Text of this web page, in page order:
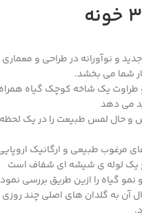
و نوآورانه در طراحی و
شما می بخشد.
یک شاخه کوچک گیاه همراه
می دهد
حال لمس طبیعت را در یک
مرغوب طبیعی و ارگانیک
یک لوله ی شیشه ای شفاف است
گیاه را ازین طریق بررسی نمود
آن به گلدان های اصلی چند روزی